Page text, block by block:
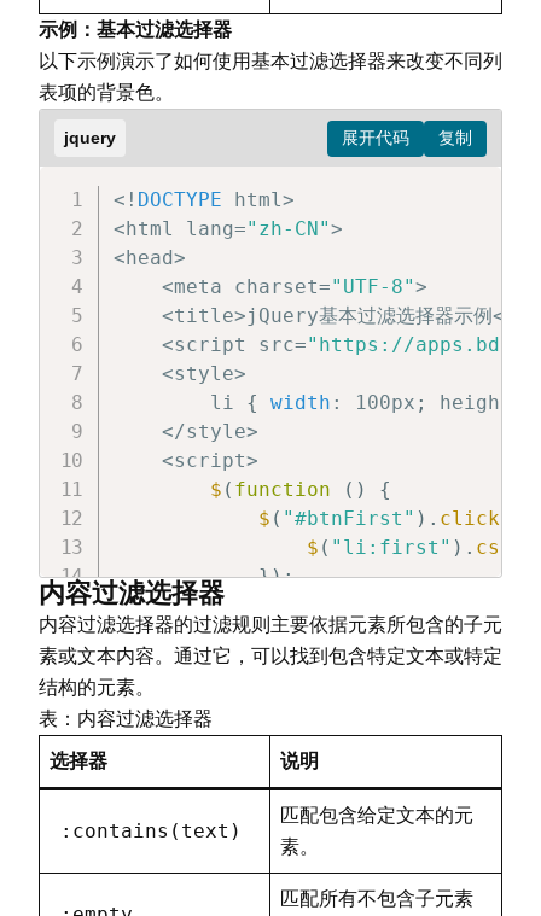
示例：基本过滤选择器
以下示例演示了如何使用基本过滤选择器来改变不同列
表项的背景色。
jquery
< ! DOCTYPE html>
< html lang="zh-CN">
< head>
<meta charset="UTF-8">
<title>jQuery基本过滤选择器示例<
<script src="https://
<style>
        li
{ width : 100px ; height
</style>
<script>
$ ( function ( )
{
$ ( "#btnFirst" ) . click(
$ ( "li:first" ) . css
});
$("li:last"). css(
} );
);
$("li:eq(2)").
);
$("li:gt(2)").
内容过滤选择器
内容过滤选择器的过滤规则主要依据元素所包含的子元
素或文本内容。通过它，可以找到包含特定文本或特定
结构的元素。
表：内容过滤选择器
选择器 说明
:contains(text)
匹配包含给定文本的元
素。
匹配所有不包含子元素